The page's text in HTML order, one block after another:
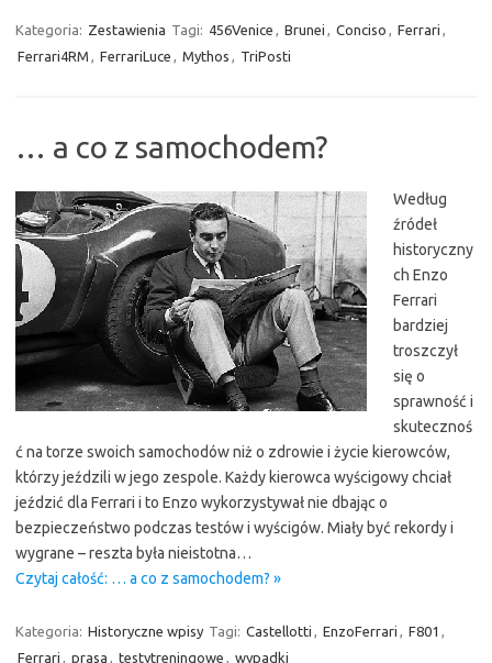
Kategoria: Zestawienia Tagi: 456Venice , Brunei , Conciso , Ferrari ,
Ferrari4RM , FerrariLuce , Mythos , TriPosti
… a co z samochodem?
Według
źródeł
historyczny
ch Enzo
Ferrari
bardziej
troszczył
się o
sprawność i
skutecznoś
ć na torze swoich samochodów niż o zdrowie i życie kierowców,
którzy jeździli w jego zespole. Każdy kierowca wyścigowy chciał
jeździć dla Ferrari i to Enzo wykorzystywał nie dbając o
bezpieczeństwo podczas testów i wyścigów. Miały być rekordy i
wygrane – reszta była nieistotna…
Czytaj całość: … a co z samochodem? »
Kategoria: Historyczne wpisy Tagi: Castellotti , EnzoFerrari , F801 ,
Ferrari , prasa , testytreningowe , wypadki